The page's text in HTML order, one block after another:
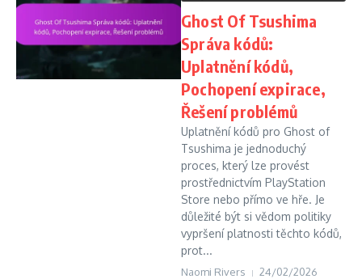
Ghost Of Tsushima
Správa kódů:
Uplatnění kódů,
Pochopení expirace,
Řešení problémů
Uplatnění kódů pro Ghost of
Tsushima je jednoduchý
proces, který lze provést
prostřednictvím PlayStation
Store nebo přímo ve hře. Je
důležité být si vědom politiky
vypršení platnosti těchto kódů,
prot...
Naomi Rivers 24/02/2026